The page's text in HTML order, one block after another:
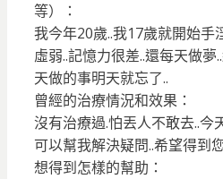
等）：
我今年20歲..我17歲就開始手
虛弱..記憶力很差..還每天做
天做的事明天就忘了..
曾經的治療情況和效果：
沒有治療過.怕丟人不敢去..今
可以幫我解決疑問..希望得到
想得到怎樣的幫助：